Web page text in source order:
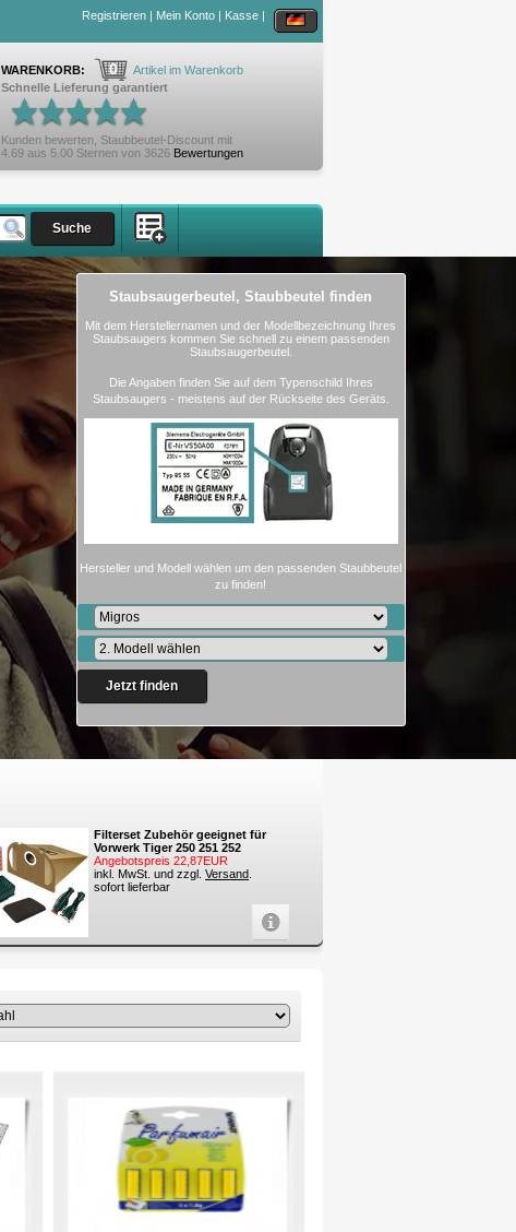
Registrieren | Mein Konto | Kasse |
WARENKORB: 0
Artikel im Warenkorb
Schnelle Lieferung garantiert
Kunden bewerten, Staubbeutel-Discount mit
4.69 aus 5.00 Sternen von 3626 Bewertungen
Staubsaugerbeutel, Staubbeutel finden
Mit dem Herstellernamen und der Modellbezeichnung Ihres
Staubsaugers kommen Sie schnell zu einem passenden
Staubsaugerbeutel.
Die Angaben finden Sie auf dem Typenschild Ihres
Staubsaugers - meistens auf der Rückseite des Geräts.
Hersteller und Modell wählen um den passenden Staubbeutel
zu finden!
Jetzt finden
Filterset Zubehör geeignet für
Vorwerk Tiger 250 251 252
Angebotspreis 22,87EUR
inkl. MwSt. und zzgl. Versand
sofort lieferbar